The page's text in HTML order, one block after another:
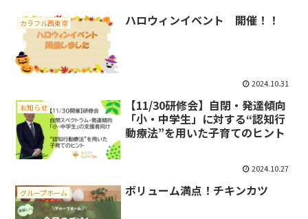
カラフル西東京 ハロウィンイベント 開催！！
2024.10.31
お知らせ
【11/30研修会】自閉・発達傾向
「小・中学生」に対する“認知行
動療法”を用いた子育てのヒント
2024.10.27
グループホーム ボリューム満点！チキンカツ